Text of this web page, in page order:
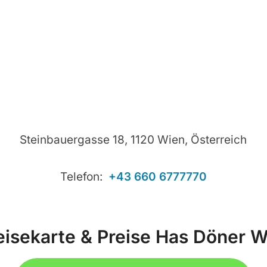
Steinbauergasse 18, 1120 Wien, Österreich
Telefon: +43 660 6777770
& Preise Has Döner